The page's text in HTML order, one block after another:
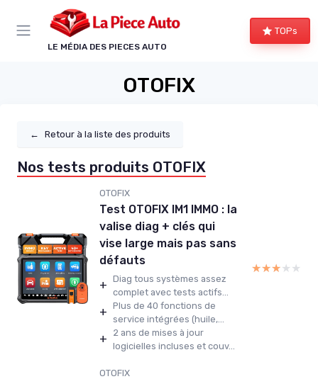
LE MÉDIA DES PIECES AUTO
TOPs
OTOFIX
← Retour à la liste des produits
Nos tests produits OTOFIX
OTOFIX
Test OTOFIX IM1 IMMO : la
valise diag + clés qui
vise large mais pas sans
défauts
+ Diag tous systèmes assez
complet avec tests actifs...
+ Plus de 40 fonctions de
service intégrées (huile,...
+
2 ans de mises à jour
logicielles incluses et couv...
★★★★★
★★★★★
OTOFIX
Panneau de gestion des cookies